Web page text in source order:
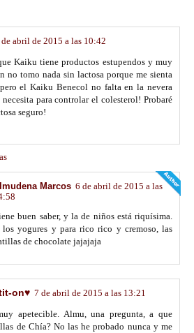
abril de 2015 a las 10:42
Kaiku tiene productos estupendos y muy
no tomo nada sin lactosa porque me sienta
el Kaiku Benecol no falta en la nevera
para controlar el colesterol! Probaré
seguro!
Marcos 6 de abril de 2015 a las
buen saber, y la de niños está riquísima.
los yogures y para rico rico y cremoso, las
de chocolate jajajaja
on♥ 7 de abril de 2015 a las 13:21
apetecible. Almu, una pregunta, a que
de Chía? No las he probado nunca y me